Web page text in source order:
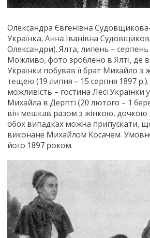
Олександра Євгенівна
Українка, Анна Іванівна
Олександри). Ялта, липень – серпень
Можливо, фото зроблено в Ялті, де в
Українки побував її брат Михайло з
тещею (19 липня – 15 серпня 1897
можливість – гостина Лесі Українки
Михайла в Дерпті (20 лютого – 1
він мешкав разом з жінкою,
обох випадках можна припускати,
виконане Михайлом Косачем.
його 1897 роком.